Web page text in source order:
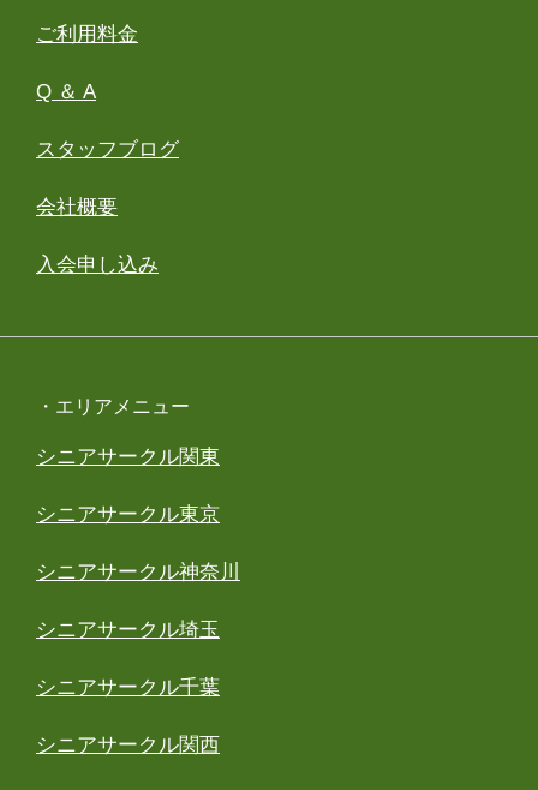
ご利用料金
Q ＆ A
スタッフブログ
会社概要
入会申し込み
・エリアメニュー
シニアサークル関東
シニアサークル東京
シニアサークル神奈川
シニアサークル埼玉
シニアサークル千葉
シニアサークル関西